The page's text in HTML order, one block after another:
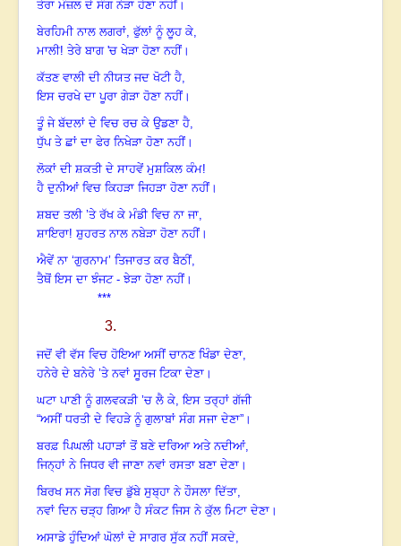
ਤੇਰਾ ਮੰਜ਼ਲ ਦੇ ਸੰਗ ਨੇੜਾ ਹੋਣਾ ਨਹੀਂ।
ਬੇਰਹਿਮੀ ਨਾਲ ਲਗਰਾਂ, ਫੁੱਲਾਂ ਨੂੰ ਲੂਹ ਕੇ,
ਮਾਲੀ! ਤੇਰੇ ਬਾਗ 'ਚ ਖੇੜਾ ਹੋਣਾ ਨਹੀਂ।
ਕੱਤਣ ਵਾਲੀ ਦੀ ਨੀਯਤ ਜਦ ਖੋਟੀ ਹੈ,
ਇਸ ਚਰਖੇ ਦਾ ਪੂਰਾ ਗੇੜਾ ਹੋਣਾ ਨਹੀਂ।
ਤੂੰ ਜੇ ਬੱਦਲਾਂ ਦੇ ਵਿਚ ਰਚ ਕੇ ਉਡਣਾ ਹੈ,
ਧੁੱਪ ਤੇ ਛਾਂ ਦਾ ਫੇਰ ਨਿਖੇੜਾ ਹੋਣਾ ਨਹੀਂ।
ਲੋਕਾਂ ਦੀ ਸ਼ਕਤੀ ਦੇ ਸਾਹਵੇਂ ਮੁਸ਼ਕਿਲ ਕੰਮ!
ਹੈ ਦੁਨੀਆਂ ਵਿਚ ਕਿਹੜਾ ਜਿਹੜਾ ਹੋਣਾ ਨਹੀਂ।
ਸ਼ਬਦ ਤਲੀ ’ਤੇ ਰੱਖ ਕੇ ਮੰਡੀ ਵਿਚ ਨਾ ਜਾ,
ਸ਼ਾਇਰਾ! ਸ਼ੁਹਰਤ ਨਾਲ ਨਬੇੜਾ ਹੋਣਾ ਨਹੀਂ।
ਐਵੇਂ ਨਾ ‘ਗੁਰਨਾਮ’ ਤਿਜਾਰਤ ਕਰ ਬੈਠੀਂ,
ਤੈਥੋਂ ਇਸ ਦਾ ਝੰਜਟ - ਝੇੜਾ ਹੋਣਾ ਨਹੀਂ।
***
3.
ਜਦੋਂ ਵੀ ਵੱਸ ਵਿਚ ਹੋਇਆ ਅਸੀਂ ਚਾਨਣ ਖਿੰਡਾ ਦੇਣਾ,
ਹਨੇਰੇ ਦੇ ਬਨੇਰੇ ’ਤੇ ਨਵਾਂ ਸੂਰਜ ਟਿਕਾ ਦੇਣਾ।
ਘਟਾ ਪਾਣੀ ਨੂੰ ਗਲਵਕੜੀ ’ਚ ਲੈ ਕੇ,ਇਸ ਤਰ੍ਹਾਂ ਗੱਜੀ
“ਅਸੀਂ ਧਰਤੀ ਦੇ ਵਿਹੜੇ ਨੂੰ ਗੁਲਾਬਾਂ ਸੰਗ ਸਜਾ ਦੇਣਾ”।
ਬਰਫ਼ ਪਿਘਲੀ ਪਹਾੜਾਂ ਤੋਂ ਬਣੇ ਦਰਿਆ ਅਤੇ ਨਦੀਆਂ,
ਜਿਨ੍ਹਾਂ ਨੇ ਜਿਧਰ ਵੀ ਜਾਣਾ ਨਵਾਂ ਰਸਤਾ ਬਣਾ ਦੇਣਾ।
ਬਿਰਖ ਸਨ ਸੋਗ ਵਿਚ ਡੁੱਬੇ ਸੁਬ੍ਹਾ ਨੇ ਹੌਸਲਾ ਦਿੱਤਾ,
ਨਵਾਂ ਦਿਨ ਚੜ੍ਹ ਗਿਆ ਹੈ ਸੰਕਟ ਜਿਸ ਨੇ ਕੁੱਲ ਮਿਟਾ ਦੇਣਾ।
ਅਸਾਡੇ ਹੁੰਦਿਆਂ ਘੋਲਾਂ ਦੇ ਸਾਗਰ ਸੁੱਕ ਨਹੀਂ ਸਕਦੇ,